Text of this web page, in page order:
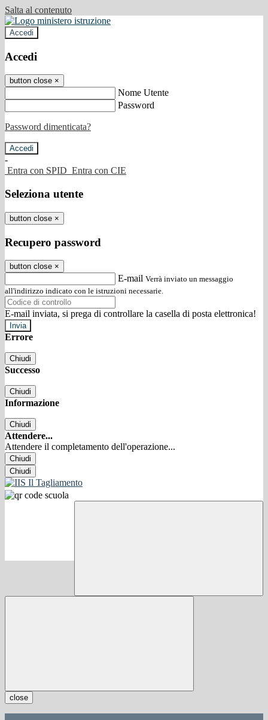
Salta al contenuto
Accedi
Accedi
button close ×
Nome Utente
Password
Password dimenticata?
-
Entra con SPID Entra con CIE
Seleziona utente
button close ×
Recupero password
button close ×
E-mail Verrà inviato un messaggio
all'indirizzo indicato con le istruzioni necessarie.
E-mail inviata, si prega di controllare la casella di posta elettronica!
Errore
Chiudi
Successo
Chiudi
Informazione
Chiudi
Attendere...
Attendere il completamento dell'operazione...
Chiudi
Chiudi
close